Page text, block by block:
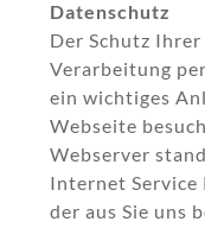
Datenschutz
Der Schutz
Verarbeitung
ein wichtiges
Webseite
Webserver
Internet Service
der aus Sie uns